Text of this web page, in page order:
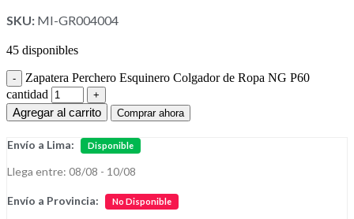
SKU: MI-GR004004
45 disponibles
Zapatera Perchero Esquinero Colgador de Ropa NG P60
cantidad
Agregar al carrito
Comprar ahora
Envío a Lima: Disponible
Llega entre: 08/08 - 10/08
Envío a Provincia: No Disponible